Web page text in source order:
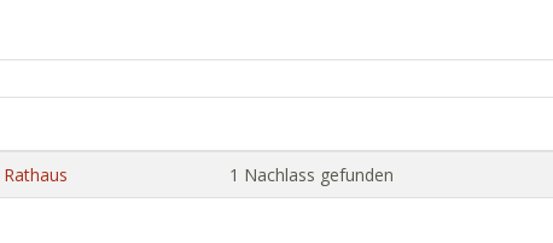
1 Nachlass gefunden